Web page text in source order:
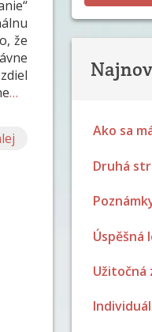
že
…
Ako sa
Druhá